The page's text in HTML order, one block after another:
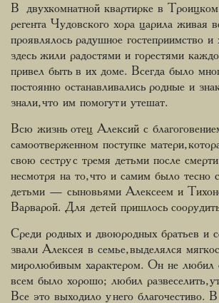
В двухкомнатной квартирке в
регента Чудовского хора царила живая
проявлялось радушное гостеприимство и
здесь жили радостями и горестями
привел быть в их доме. Всегда было
постоянно останавливались родные и
знали, что им помогут и утешат.
Всю жизнь отец Алексий с
самоотверженном поступке матери,
свою сестру с тремя детьми после
несмотря на то, что и самим было тесно
детьми — сыновьями Алексеем и
Варварой. Для детей пришлось
Среди родных и двоюродных братьев и
звали Алексея в семье, выделялся
миролюбивым характером. Он не любил
всем было хорошо; любил развеселить,
Все это выходило у него благочестиво. В